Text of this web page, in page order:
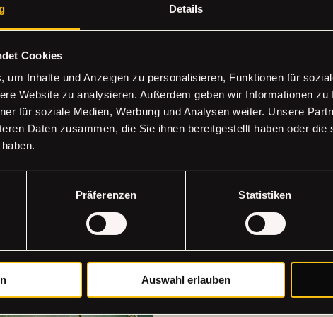
Details
Cookies
um Inhalte und Anzeigen zu personalisieren, Funktionen für
Website zu analysieren. Außerdem geben wir Informationen zu
für soziale Medien, Werbung und Analysen weiter. Unsere
Daten zusammen, die Sie ihnen bereitgestellt haben oder
Präferenzen Statistiken
Auswahl erlauben
🎨Acrylic
Euro
39 €